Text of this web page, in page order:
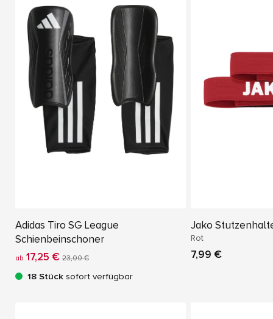
Adidas Tiro SG League
Schienbeinschoner
ab 17,25 € 23,00 €
18 Stück sofort verfügbar
Jako
Rot
7,99 €